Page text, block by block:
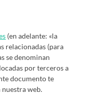
(en adelante: «la
relacionadas (para
se denominan
por terceros a
documento te
nuestra web.